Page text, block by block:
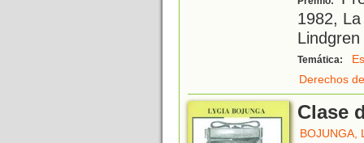
1982,
Temática:
Derechos
Clase
BOJUNGA,